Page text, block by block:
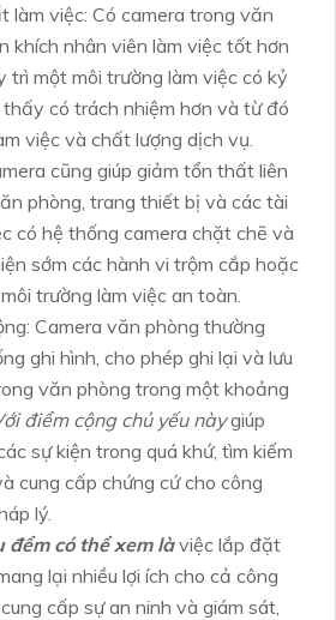
làm việc: Có camera trong văn
khích nhân viên làm việc tốt hơn
trì một môi trường làm việc có kỷ
có trách nhiệm hơn và từ đó
việc và chất lượng dịch vụ.
cũng giúp giảm tổn thất liên
phòng, trang thiết bị và các tài
có hệ thống camera chặt chẽ và
sớm các hành vi trộm cắp hoặc
trường làm việc an toàn.
Camera văn phòng thường
ghi hình, cho phép ghi lại và lưu
văn phòng trong một khoảng
điểm cộng chủ yếu nàygiúp
sự kiện trong quá khứ, tìm kiếm
cung cấp chứng cứ cho công
lý.
đểm có thể xem làviệc lắp đặt
lại nhiều lợi ích cho cả công
cấp sự an ninh và giám sát,